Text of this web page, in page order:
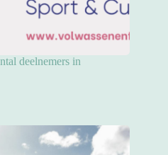
deelnemers in